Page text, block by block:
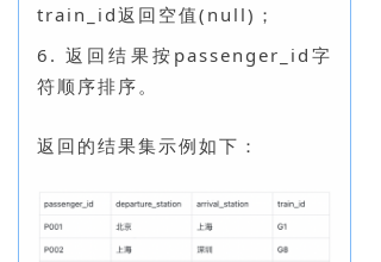
train_id返回空值(null)；
6. 返回结果按passenger_id字
符顺序排序。
返回的结果集示例如下：